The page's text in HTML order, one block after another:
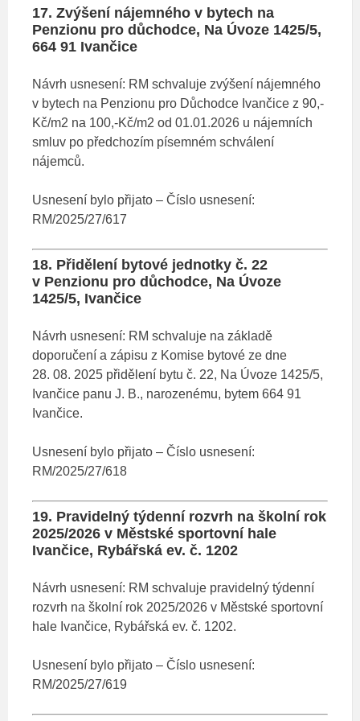
17. Zvýšení nájemného v bytech na
Penzionu pro důchodce, Na Úvoze 1425/5,
664 91 Ivančice
Návrh usnesení: RM schvaluje zvýšení nájemného
v bytech na Penzionu pro Důchodce Ivančice z 90,-
Kč/m2 na 100,-Kč/m2 od 01.01.2026 u nájemních
smluv po předchozím písemném schválení
nájemců.
Usnesení bylo přijato – Číslo usnesení:
RM/2025/27/617
18. Přidělení bytové jednotky č. 22
v Penzionu pro důchodce, Na Úvoze
1425/5, Ivančice
Návrh usnesení: RM schvaluje na základě
doporučení a zápisu z Komise bytové ze dne
28. 08. 2025 přidělení bytu č. 22, Na Úvoze 1425/5,
Ivančice panu J. B., narozenému, bytem 664 91
Ivančice.
Usnesení bylo přijato – Číslo usnesení:
RM/2025/27/618
19. Pravidelný týdenní rozvrh na školní rok
2025/2026 v Městské sportovní hale
Ivančice, Rybářská ev. č. 1202
Návrh usnesení: RM schvaluje pravidelný týdenní
rozvrh na školní rok 2025/2026 v Městské sportovní
hale Ivančice, Rybářská ev. č. 1202.
Usnesení bylo přijato – Číslo usnesení:
RM/2025/27/619